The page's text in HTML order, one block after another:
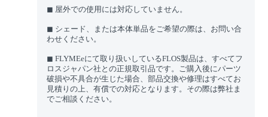
◼︎ 屋外での使用には対応していません。
◼︎ シェード、または本体単品をご希望の際は、お問い合
わせください。
◼︎ FLYMEeにて取り扱いしているFLOS製品は、すべてフ
ロスジャパン社との正規取引品です。ご購入後にパーツ
破損や不具合が生じた場合、部品交換や修理はすべてお
見積りの上、有償での対応となります。その際は弊社ま
でご相談ください。